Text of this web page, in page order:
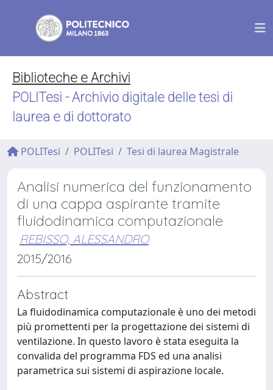
Biblioteche e Archivi
POLITesi - Archivio digitale delle tesi di
laurea e di dottorato
POLITesi POLITesi Tesi di laurea Magistrale
Analisi numerica del funzionamento
di una cappa aspirante tramite
fluidodinamica computazionale
REBISSO, ALESSANDRO
2015/2016
Abstract
La fluidodinamica computazionale è uno dei metodi
più promettenti per la progettazione dei sistemi di
ventilazione. In questo lavoro è stata eseguita la
convalida del programma FDS ed una analisi
parametrica sui sistemi di aspirazione locale.